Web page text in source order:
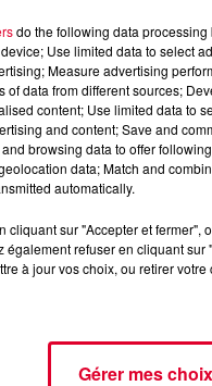
2,81 millions
2025),
an.
parmi les 100
en perpétuelle
Touchet à la
électro
la radio éphémère FG x
do the following data
Use limited data to select
Measure advertising
of data from different sources;
content; Use limited data to
and content; Save and
browsing data to offer
data; Match and
automatically.
cliquant sur "Accepter et
également refuser en cliquant
à jour vos choix, ou retirer
Gérer mes choix